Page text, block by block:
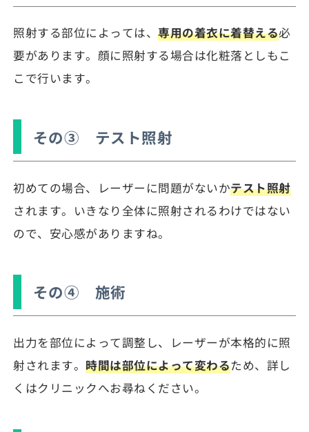
照射する部位によっては、専用の着衣に着替える必
要があります。顔に照射する場合は化粧落としもこ
こで行います。
その③ テスト照射
初めての場合、レーザーに問題がないかテスト照射
されます。いきなり全体に照射されるわけではない
ので、安心感がありますね。
その④ 施術
出力を部位によって調整し、レーザーが本格的に照
射されます。時間は部位によって変わるため、詳し
くはクリニックへお尋ねください。